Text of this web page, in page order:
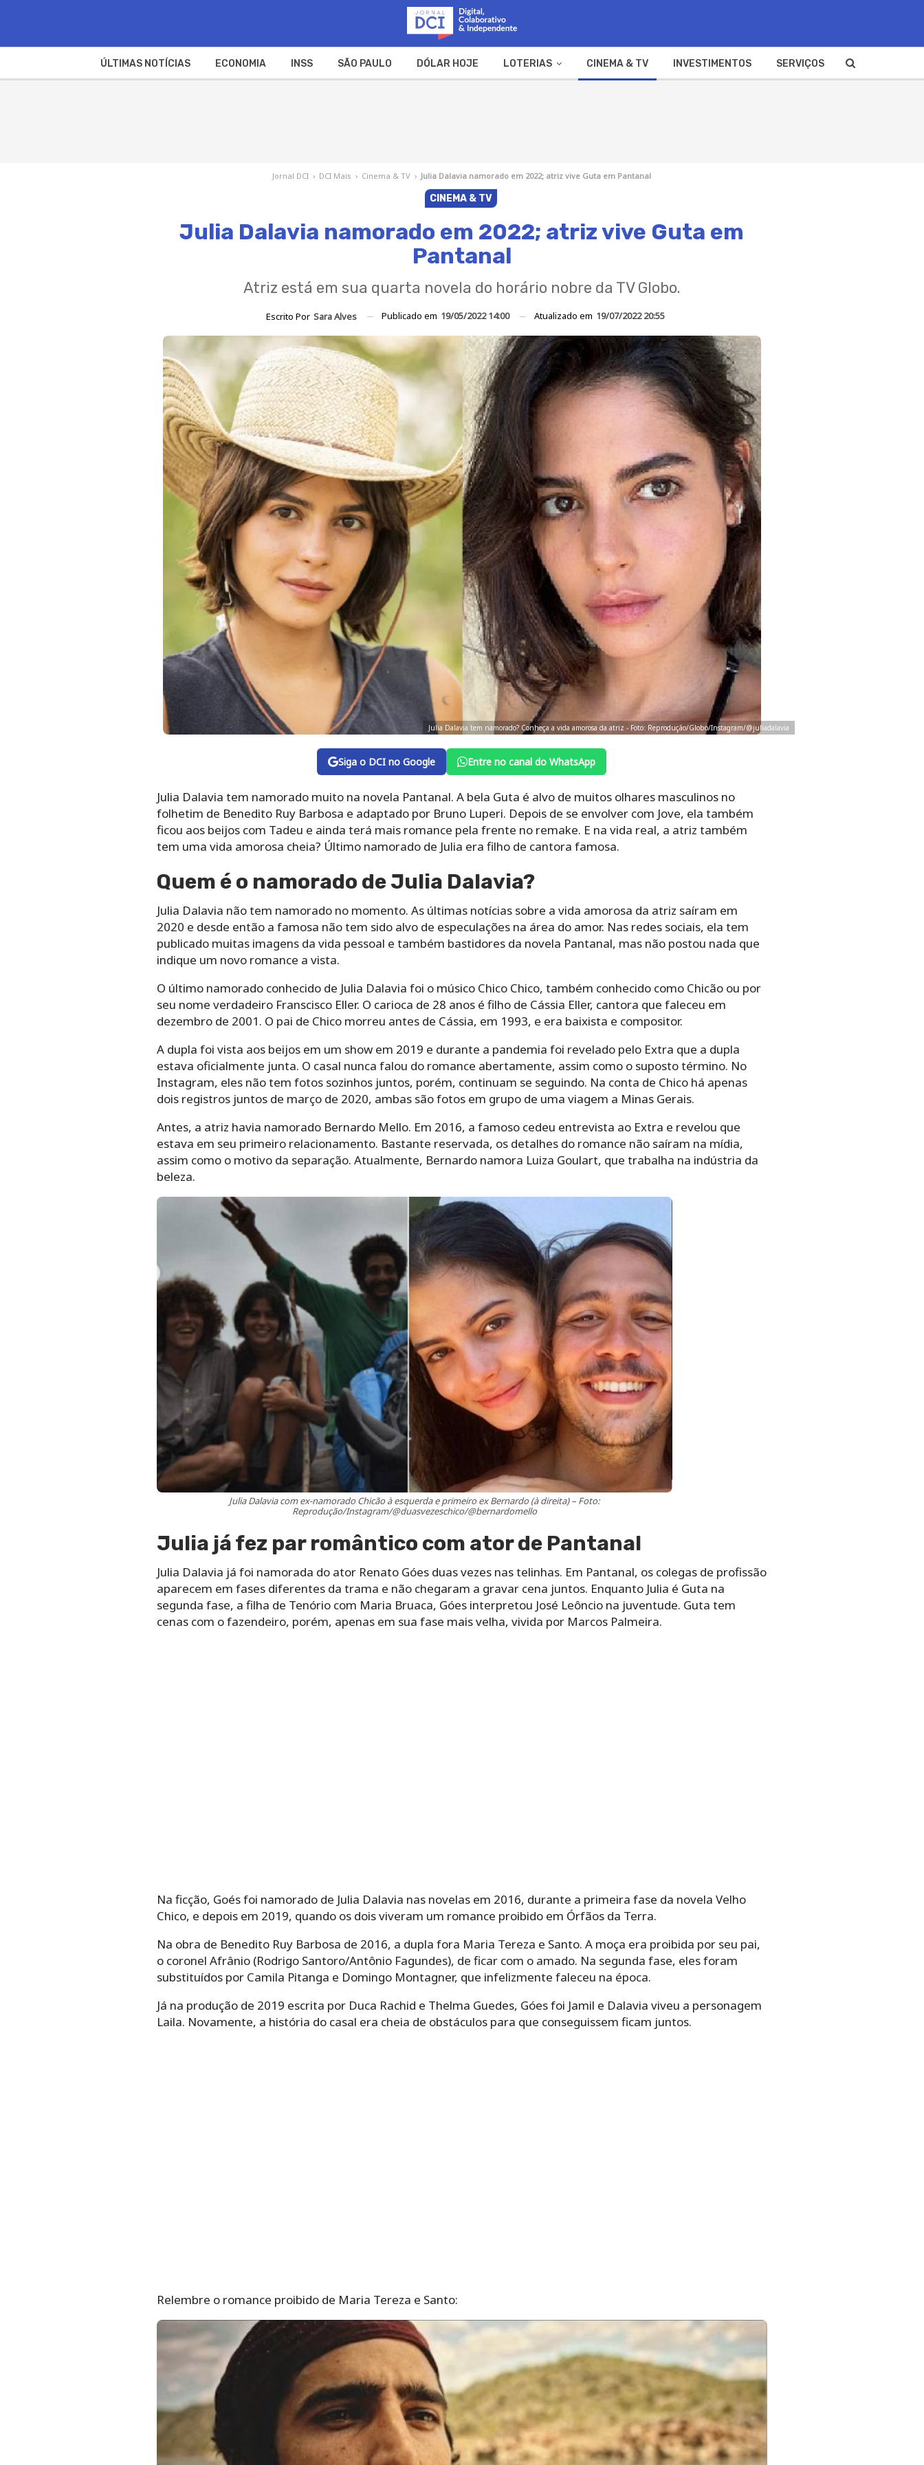
ÚLTIMAS NOTÍCIAS ECONOMIA INSS SÃO PAULO DÓLAR HOJE LOTERIAS CINEMA & TV INVESTIMENTOS SERVIÇOS
Jornal DCI › DCI Mais › Cinema & TV › Julia Dalavia namorado em 2022; atriz vive Guta em Pantanal
CINEMA & TV
Julia Dalavia namorado em 2022; atriz vive Guta em
Pantanal
Atriz está em sua quarta novela do horário nobre da TV Globo.
Escrito Por Sara Alves Publicado em 19/05/2022 14:00 Atualizado em 19/07/2022 20:55
Julia Dalavia tem namorado? Conheça a vida amorosa da atriz - Foto: Reprodução/Globo/Instagram/@juliadalavia
Siga o DCI no Google Entre no canal do WhatsApp
Julia Dalavia tem namorado muito na novela Pantanal. A bela Guta é alvo de muitos olhares masculinos no
folhetim de Benedito Ruy Barbosa e adaptado por Bruno Luperi. Depois de se envolver com Jove, ela também
ficou aos beijos com Tadeu e ainda terá mais romance pela frente no remake. E na vida real, a atriz também
tem uma vida amorosa cheia? Último namorado de Julia era filho de cantora famosa.
Quem é o namorado de Julia Dalavia?
Julia Dalavia não tem namorado no momento. As últimas notícias sobre a vida amorosa da atriz saíram em
2020 e desde então a famosa não tem sido alvo de especulações na área do amor. Nas redes sociais, ela tem
publicado muitas imagens da vida pessoal e também bastidores da novela Pantanal, mas não postou nada que
indique um novo romance a vista.
O último namorado conhecido de Julia Dalavia foi o músico Chico Chico, também conhecido como Chicão ou por
seu nome verdadeiro Franscisco Eller. O carioca de 28 anos é filho de Cássia Eller, cantora que faleceu em
dezembro de 2001. O pai de Chico morreu antes de Cássia, em 1993, e era baixista e compositor.
A dupla foi vista aos beijos em um show em 2019 e durante a pandemia foi revelado pelo Extra que a dupla
estava oficialmente junta. O casal nunca falou do romance abertamente, assim como o suposto término. No
Instagram, eles não tem fotos sozinhos juntos, porém, continuam se seguindo. Na conta de Chico há apenas
dois registros juntos de março de 2020, ambas são fotos em grupo de uma viagem a Minas Gerais.
Antes, a atriz havia namorado Bernardo Mello. Em 2016, a famoso cedeu entrevista ao Extra e revelou que
estava em seu primeiro relacionamento. Bastante reservada, os detalhes do romance não saíram na mídia,
assim como o motivo da separação. Atualmente, Bernardo namora Luiza Goulart, que trabalha na indústria da
beleza.
Julia Dalavia com ex-namorado Chicão à esquerda e primeiro ex Bernardo (à direita) – Foto:
Reprodução/Instagram/@duasvezeschico/@bernardomello
Julia já fez par romântico com ator de Pantanal
Julia Dalavia já foi namorada do ator Renato Góes duas vezes nas telinhas. Em Pantanal, os colegas de profissão
aparecem em fases diferentes da trama e não chegaram a gravar cena juntos. Enquanto Julia é Guta na
segunda fase, a filha de Tenório com Maria Bruaca, Góes interpretou José Leôncio na juventude. Guta tem
cenas com o fazendeiro, porém, apenas em sua fase mais velha, vivida por Marcos Palmeira.
Na ficção, Goés foi namorado de Julia Dalavia nas novelas em 2016, durante a primeira fase da novela Velho
Chico, e depois em 2019, quando os dois viveram um romance proibido em Órfãos da Terra.
Na obra de Benedito Ruy Barbosa de 2016, a dupla fora Maria Tereza e Santo. A moça era proibida por seu pai,
o coronel Afrânio (Rodrigo Santoro/Antônio Fagundes), de ficar com o amado. Na segunda fase, eles foram
substituídos por Camila Pitanga e Domingo Montagner, que infelizmente faleceu na época.
Já na produção de 2019 escrita por Duca Rachid e Thelma Guedes, Góes foi Jamil e Dalavia viveu a personagem
Laila. Novamente, a história do casal era cheia de obstáculos para que conseguissem ficam juntos.
Relembre o romance proibido de Maria Tereza e Santo: